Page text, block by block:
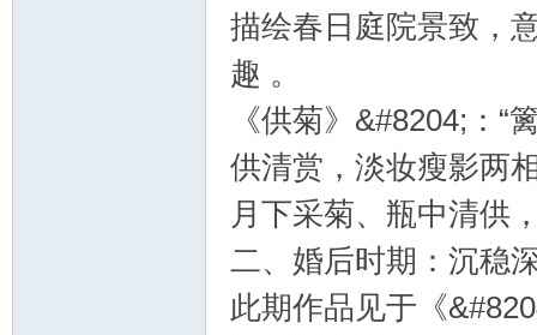
描绘春日庭院景致，
趣 。
《供菊》&#8204;：
供清赏，淡妆瘦影两
月下采菊、瓶中清供
二、婚后时期：沉稳
此期作品见于《